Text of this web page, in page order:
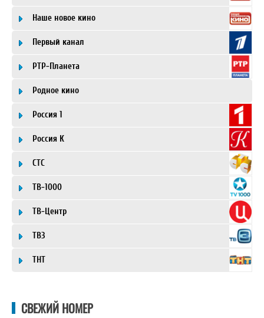
Наше новое кино
Первый канал
РТР-Планета
Родное кино
Россия 1
Россия К
СТС
ТВ-1000
ТВ-Центр
ТВ3
ТНТ
СВЕЖИЙ НОМЕР